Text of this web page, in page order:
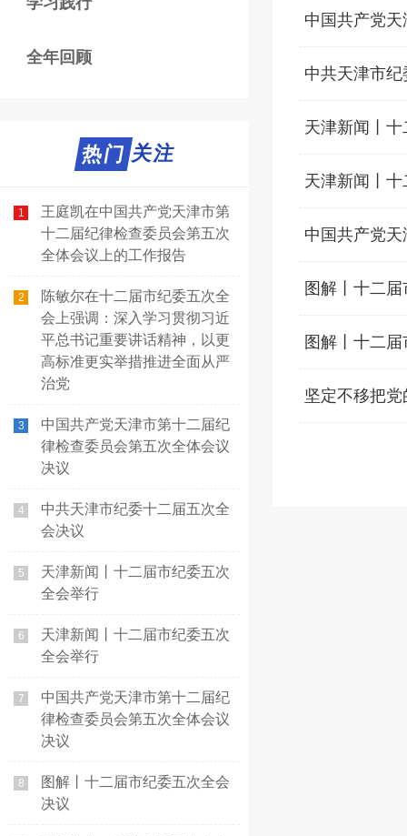
全年回顾
热门关注
热门
1
王庭凯在中国共产党天津市第
十二届纪律检查委员会第五次
全体会议上的工作报告
2
陈敏尔在十二届市纪委五次全
会上强调：深入学习贯彻习近
平总书记重要讲话精神，以更
高标准更实举措推进全面从严
治党
3
中国共产党天津市第十二届纪
律检查委员会第五次全体会议
决议
4
中共天津市纪委十二届五次全
会决议
5
天津新闻丨十二届市纪委五次
全会举行
6
天津新闻丨十二届市纪委五次
全会举行
7
中国共产党天津市第十二届纪
律检查委员会第五次全体会议
决议
8
图解丨十二届市纪委五次全会
决议
中国共产党
中共天津市
天津新闻丨
天津新闻丨
中国共产党
图解丨十二
图解丨十二
坚定不移把